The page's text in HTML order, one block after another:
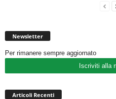
Newsletter
Per rimanere sempre aggiornato
Iscriviti alla
Articoli Recenti